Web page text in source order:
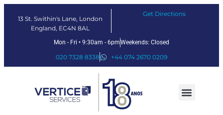
13 St. Swithin's Lane, London
England, EC4N 8AL
Get Directions
Mon - Fri • 9:30am - 6pmWeekends: Closed
020 7328 8338 +44 074 2670 0209